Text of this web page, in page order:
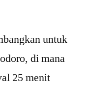
untuk
di mana
25 menit